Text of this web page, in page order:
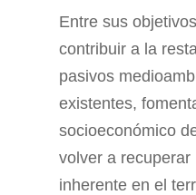
Entre sus
contribuir a la
pasivos
existentes,
socioeconómico
volver a
inherente en el